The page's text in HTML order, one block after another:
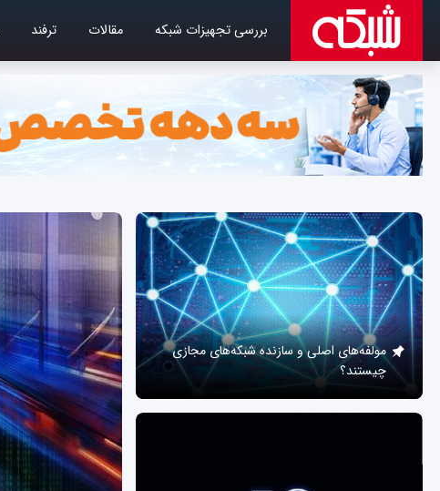
بررسی تجهیزات شبکه مقالات ترفند
مولفه‌های اصلی و سازنده شبکه‌های مجازی
چیستند؟